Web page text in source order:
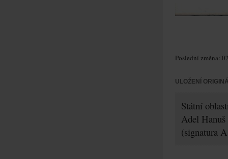
Poslední změna:
ULOŽENÍ
Státní
Adel Hanuš
(signatura